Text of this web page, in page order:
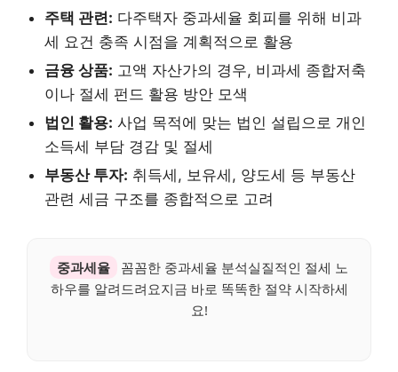
주택 관련: 다주택자 중과세율 회피를 위해 비과
세 요건 충족 시점을 계획적으로 활용
금융 상품: 고액 자산가의 경우, 비과세 종합저축
이나 절세 펀드 활용 방안 모색
법인 활용: 사업 목적에 맞는 법인 설립으로 개인
소득세 부담 경감 및 절세
부동산 투자: 취득세, 보유세, 양도세 등 부동산
관련 세금 구조를 종합적으로 고려
중과세율
꼼꼼한 중과세율 분석실질적인 절세 노
하우를 알려드려요지금 바로 똑똑한 절약 시작하세
요!